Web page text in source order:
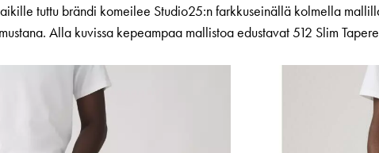
tuttu brändi komeilee Studio25:n farkkuseinällä kolmella
Alla kuvissa kepeampaa mallistoa edustavat 512 Slim